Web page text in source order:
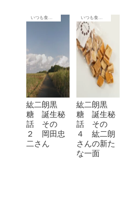
いつも食卓に
紘二朗黒
糖 誕生秘
話 その
２ 岡田忠
二さん ​
いつも食卓に
紘二朗黒
糖 誕生秘
話 その
４ 紘二朗
さんの新た
な一面